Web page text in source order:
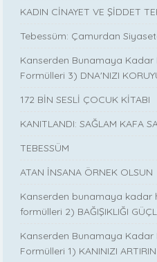
KADIN CİNAYET VE ŞİDDET
Tebessüm: Çamurdan
Kanserden Bunamaya Kadar
Formülleri 3) DNA'NIZI
172 BİN SESLİ ÇOCUK KİTABI
KANITLANDI: SAĞLAM KAFA
TEBESSÜM
ATAN İNSANA ÖRNEK OLSUN
Kanserden bunamaya kadar
formülleri 2) BAĞIŞIKLIĞI
Kanserden Bunamaya Kadar
Formülleri 1) KANINIZI ARTIRIN